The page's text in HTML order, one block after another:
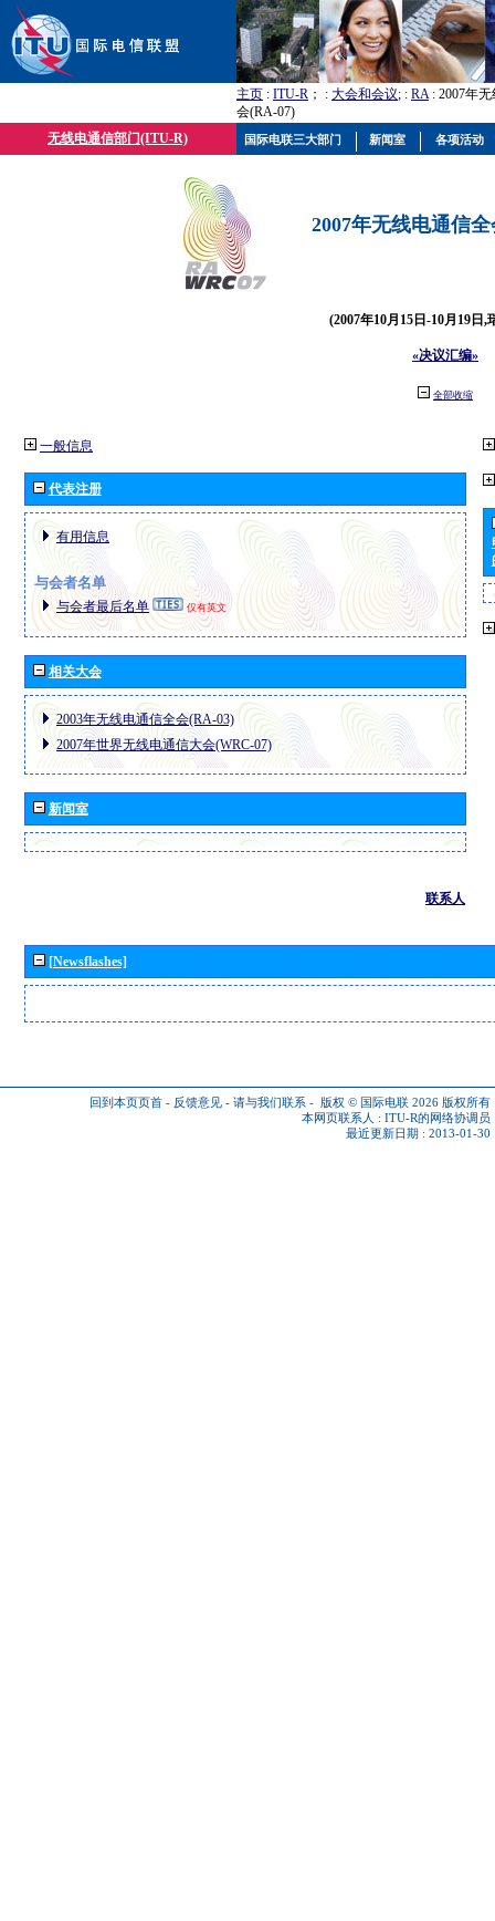
主页 : ITU-R ； : 大会和会议; : RA: 2007年
会(RA-07)
无线电通信部门(ITU-R)
2007年无线电通信
(2007年10月15日-10月19日,
«决议汇编»
全部收缩
一般信息
代表注册
有用信息
与会者名单
与会者最后名单 仅有英文
相关大会
2003年无线电通信全会(RA-03)
2007年世界无线电通信大会(WRC-07)
新闻室
联系人
[Newsflashes]
回到本页页首 - 反馈意见 - 请与我们联系 - 版权 © 国际电联 2026 版权所有
本网页联系人 : ITU-R的网络协调员
最近更新日期 : 2013-01-30
国际电联三大部门 新闻室 各项活动